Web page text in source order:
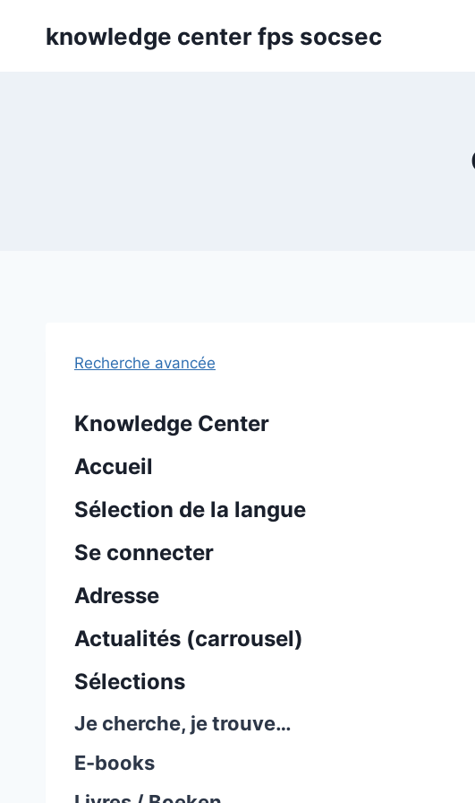
knowledge center fps socsec
Recherche avancée
Knowledge Center
Accueil
Sélection de la langue
Se connecter
Adresse
Actualités (carrousel)
Sélections
Je cherche, je trouve…
E-books